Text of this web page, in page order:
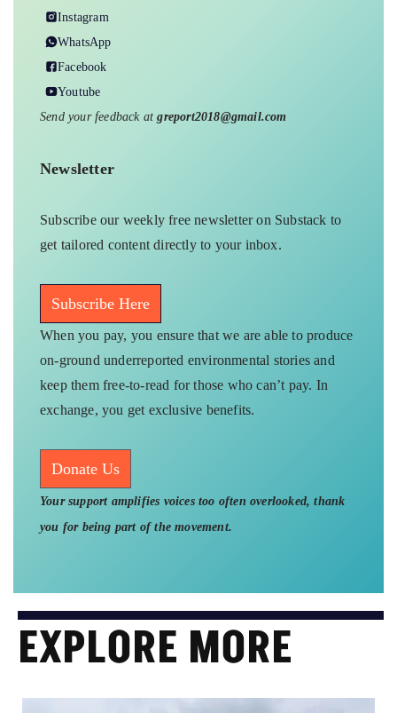
Instagram
WhatsApp
Facebook
Youtube
Send your feedback atgreport2018@gmail.com
Newsletter
Subscribe our weekly free newsletter on Substack to
get tailored content directly to your inbox.
Subscribe Here
When you pay, you ensure that we are able to produce
on-ground underreported environmental stories and
keep them free-to-read for those who can’t pay. In
exchange, you get exclusive benefits.
Donate Us
Your support amplifies voices too often overlooked, thank
you for being part of the movement.
EXPLORE MORE